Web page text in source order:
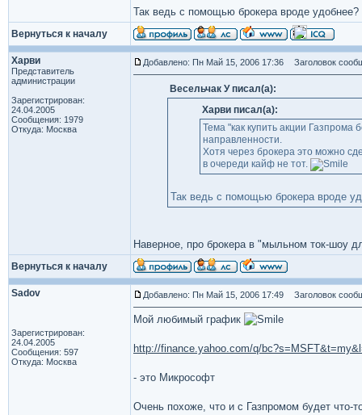
Так ведь с помощью брокера вроде удобнее?
Вернуться к началу
Харви
Представитель
администрации
Зарегистрирован:
24.04.2005
Сообщения: 1979
Откуда: Москва
Добавлено: Пн Май 15, 2006 17:36 Заголовок
Весельчак У писал(а):
Харви писал(а):
Тема "как купить акции Газпрома
направленности.
Хотя через брокера это можно
в очереди кайф не тот.
Так ведь с помощью брокера вроде
Наверное, про брокера в "мыльном ток-шоу
Вернуться к началу
Sadov
Зарегистрирован:
24.04.2005
Сообщения: 597
Откуда: Москва
Добавлено: Пн Май 15, 2006 17:49 Заголовок
Мой любимый график
http://finance.yahoo.com/q/
- это Микрософт
Очень похоже, что и с Газпромом будет что-